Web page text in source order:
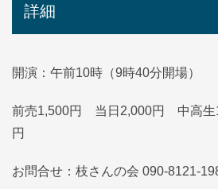
詳細
開演：午前10時（9時40分開場）
前売1,500円 当日2,000円 中高
円
お問合せ：枝さんの会 090-8121-